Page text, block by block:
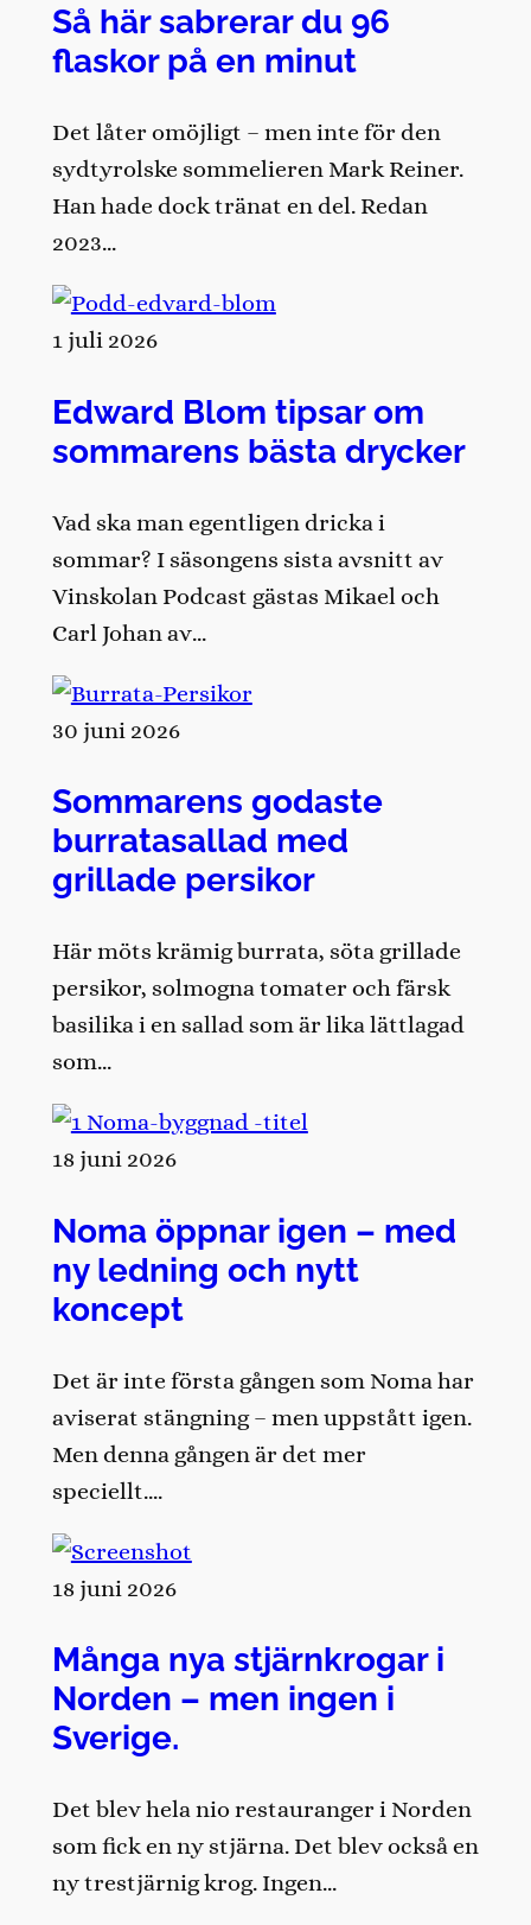
Så här sabrerar du 96
flaskor på en minut
Det låter omöjligt – men inte för den
sydtyrolske sommelieren Mark Reiner.
Han hade dock tränat en del. Redan
2023…
1 juli 2026
Edward Blom tipsar om
sommarens bästa drycker
Vad ska man egentligen dricka i
sommar? I säsongens sista avsnitt av
Vinskolan Podcast gästas Mikael och
Carl Johan av…
30 juni 2026
Sommarens godaste
burratasallad med
grillade persikor
Här möts krämig burrata, söta grillade
persikor, solmogna tomater och färsk
basilika i en sallad som är lika lättlagad
som…
18 juni 2026
Noma öppnar igen – med
ny ledning och nytt
koncept
Det är inte första gången som Noma har
aviserat stängning – men uppstått igen.
Men denna gången är det mer
speciellt….
18 juni 2026
Många nya stjärnkrogar i
Norden – men ingen i
Sverige.
Det blev hela nio restauranger i Norden
som fick en ny stjärna. Det blev också en
ny trestjärnig krog. Ingen…